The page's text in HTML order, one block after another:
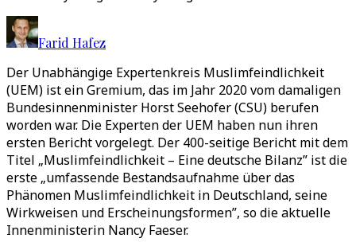
Farid Hafez
Der Unabhängige Expertenkreis Muslimfeindlichkeit
(UEM) ist ein Gremium, das im Jahr 2020 vom damaligen
Bundesinnenminister Horst Seehofer (CSU) berufen
worden war. Die Experten der UEM haben nun ihren
ersten Bericht vorgelegt. Der 400-seitige Bericht mit dem
Titel „Muslimfeindlichkeit – Eine deutsche Bilanz” ist die
erste „umfassende Bestandsaufnahme über das
Phänomen Muslimfeindlichkeit in Deutschland, seine
Wirkweisen und Erscheinungsformen”, so die aktuelle
Innenministerin Nancy Faeser.